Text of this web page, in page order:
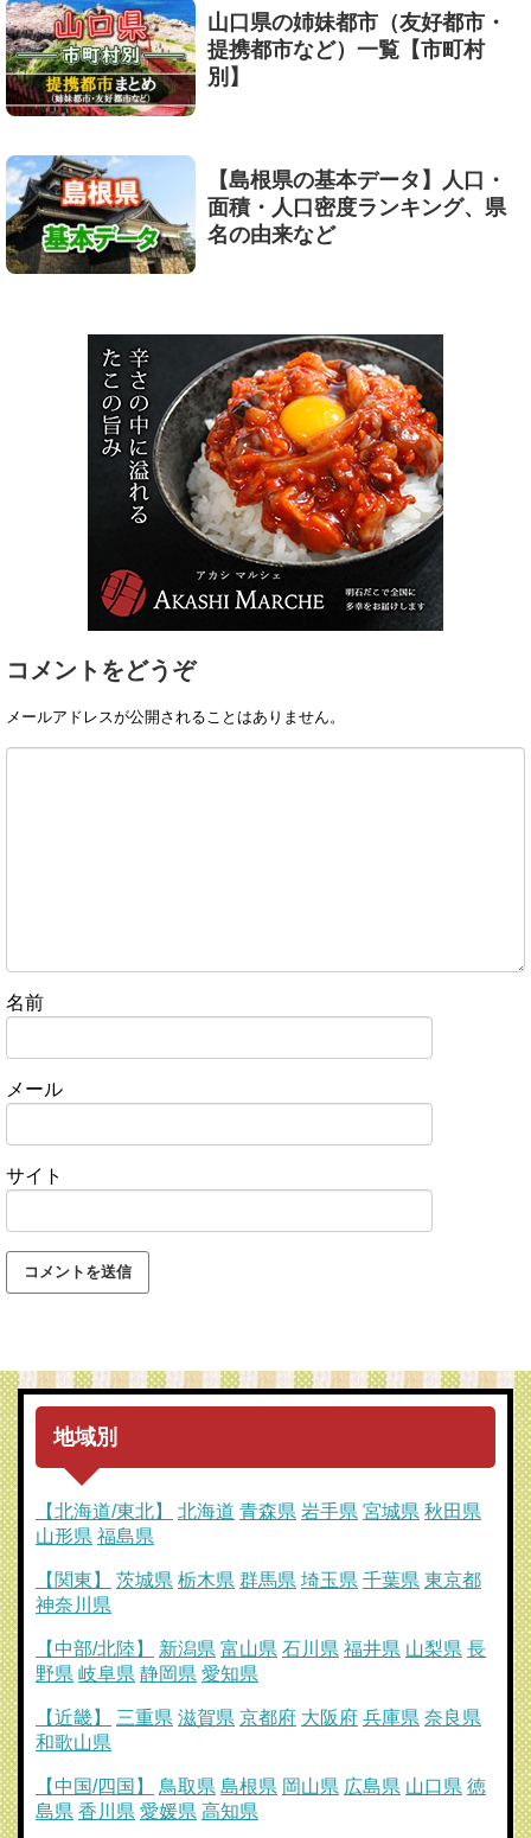
山口県の姉妹都市（友好都市・
提携都市など）一覧【市町村
別】
【島根県の基本データ】人口・
面積・人口密度ランキング、県
名の由来など
コメントをどうぞ
メールアドレスが公開されることはありません。
名前
メール
サイト
地域別
【北海道/東北】 北海道 青森県 岩手県 宮城県 秋田県
山形県 福島県
【関東】 茨城県 栃木県 群馬県 埼玉県 千葉県 東京都
神奈川県
【中部/北陸】 新潟県 富山県 石川県 福井県 山梨県 長
野県 岐阜県 静岡県 愛知県
【近畿】 三重県 滋賀県 京都府 大阪府 兵庫県 奈良県
和歌山県
【中国/四国】 鳥取県 島根県 岡山県 広島県 山口県 徳
島県 香川県 愛媛県 高知県